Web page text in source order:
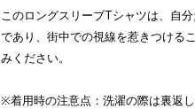
このロングスリーブTシャツは、自
であり、街中での視線を惹きつける
みください。
※着用時の注意点：洗濯の際は裏返